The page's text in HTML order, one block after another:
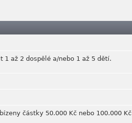
až 2 dospělé a/nebo 1 až 5 dětí.
částky 50.000 Kč nebo 100.000 Kč